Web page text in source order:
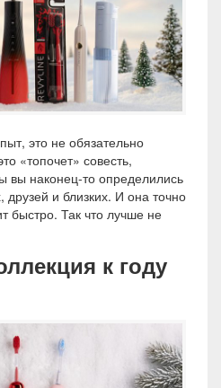
это не обязательно
«топочет» совесть,
вы наконец-то определились
и близких. И она точно
быстро. Так что лучше не
к году